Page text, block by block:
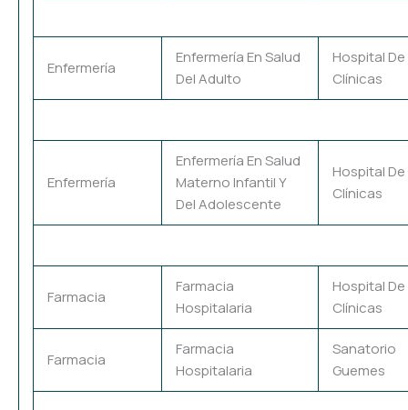
Enfermería
Enfermería En Salud
Del Adulto
Hospital De
Clínicas
Enfermería
Enfermería En Salud
Materno Infantil Y
Del Adolescente
Hospital De
Clínicas
Farmacia
Farmacia
Hospitalaria
Hospital De
Clínicas
Farmacia
Farmacia
Hospitalaria
Sanatorio
Guemes